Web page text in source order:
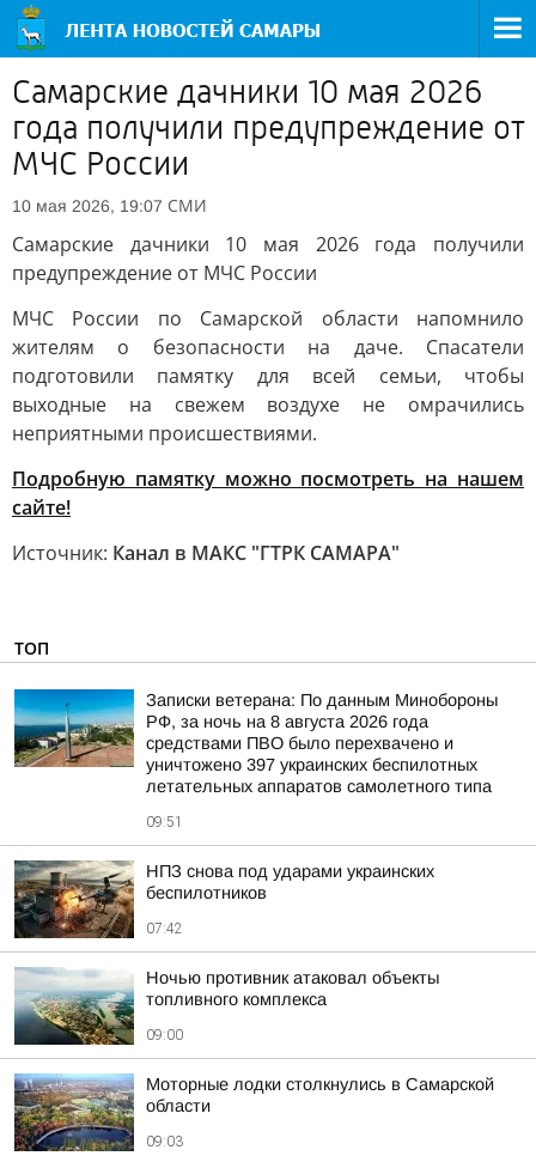
Самарские дачники 10 мая 2026
года получили предупреждение от
МЧС России
10 мая 2026, 19:07 СМИ
Самарские дачники 10 мая 2026 года получили
предупреждение от МЧС России
МЧС России по Самарской области напомнило
жителям о безопасности на даче. Спасатели
подготовили памятку для всей семьи, чтобы
выходные на свежем воздухе не омрачились
неприятными происшествиями.
Подробную памятку можно посмотреть на нашем
сайте!
Источник: Канал в МАКС "ГТРК САМАРА"
ТОП
Записки ветерана: По данным Минобороны
РФ, за ночь на 8 августа 2026 года
средствами ПВО было перехвачено и
уничтожено 397 украинских беспилотных
летательных аппаратов самолетного типа
09:51
НПЗ снова под ударами украинских
беспилотников
07:42
Ночью противник атаковал объекты
топливного комплекса
09:00
Моторные лодки столкнулись в Самарской
области
09:03